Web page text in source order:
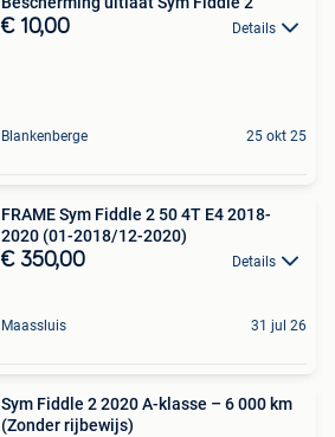
€ 10,00 Details
Blankenberge 25 okt 25
FRAME Sym Fiddle 2 50 4T E4 2018-
2020 (01-2018/12-2020)
€ 350,00 Details
Maassluis 31 jul 26
Sym Fiddle 2 2020 A-klasse – 6 000 km
(Zonder rijbewijs)